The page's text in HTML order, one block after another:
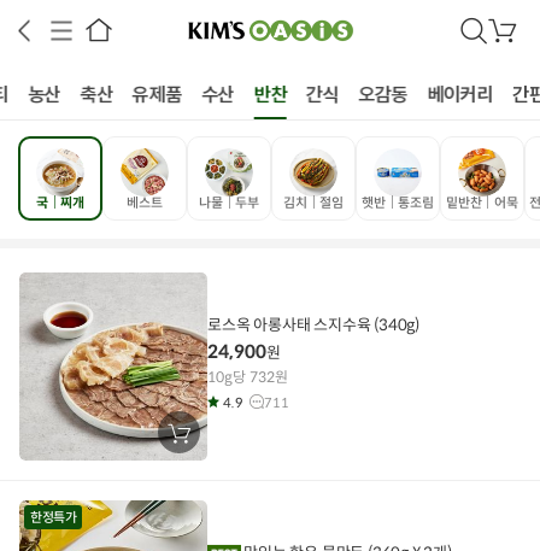
구
니
농산 축산 유제품 수산 반찬 간식 오감동 베이커리 간
베스트 나물│두부 김치│절임
국│찌개 햇반│통조림 밑반찬│어묵
장
바
에
담
기
로스옥 아롱사태 스지수육 (340g)
24,900원
10g당 732원
4.9 711
한정특가